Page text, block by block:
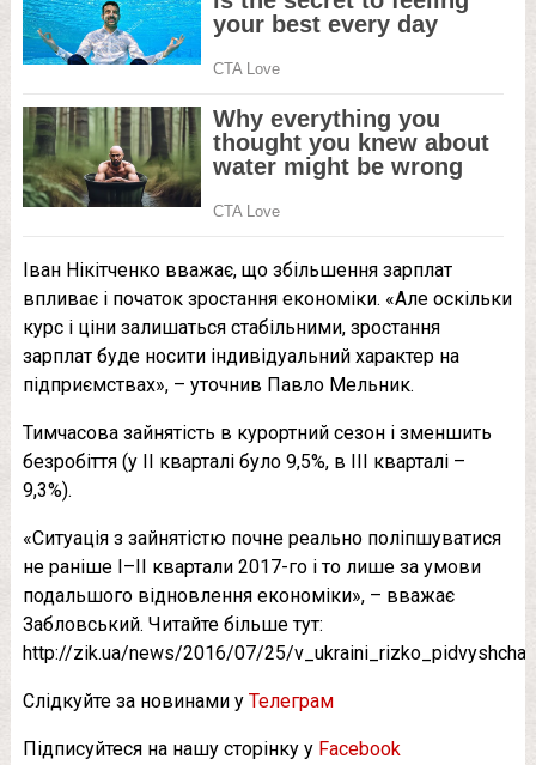
Іван Нікітченко вважає, що збільшення зарплат
впливає і початок зростання економіки. «Але оскільки
курс і ціни залишаться стабільними, зростання
зарплат буде носити індивідуальний характер на
підприємствах», – уточнив Павло Мельник.
Тимчасова зайнятість в курортний сезон і зменшить
безробіття (у II кварталі було 9,5%, в III кварталі –
9,3%).
«Ситуація з зайнятістю почне реально поліпшуватися
не раніше I–II квартали 2017-го і то лише за умови
подальшого відновлення економіки», – вважає
Забловський. Читайте більше тут:
http://zik.ua/news/2016/07/25/
Слідкуйте за новинами у Телеграм
Підписуйтеся на нашу сторінку у Facebook